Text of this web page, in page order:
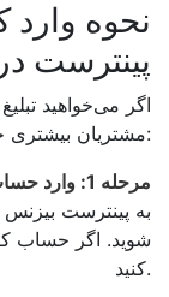
پینترست
اگر می‌خواهید
مشتریان بیشتری جذب کنید، مراحل زیر را دنبال کنید:
مرحله 1: وارد حساب کاربری تجاری پینترست شوید
به پینترست
شوید. اگر حساب
کنید.